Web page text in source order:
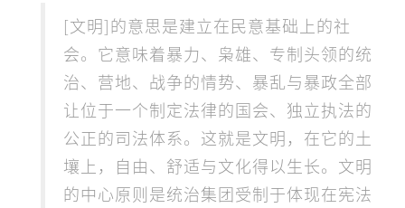
[文明]的意思是建立在民意基础上的社
会。它意味着暴力、枭雄、专制头领的统
治、营地、战争的情势、暴乱与暴政全部
让位于一个制定法律的国会、独立执法的
公正的司法体系。这就是文明，在它的土
壤上，自由、舒适与文化得以生长。文明
的中心原则是统治集团受制于体现在宪法